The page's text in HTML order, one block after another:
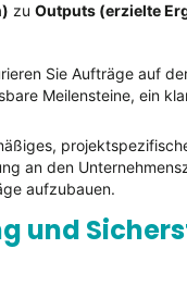
zu Outputs (erzielte
Sie Aufträge auf
Meilensteine, ein
an den
aufzubauen.
und